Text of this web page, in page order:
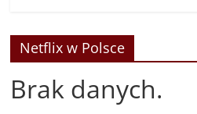
Netflix w Polsce
Brak danych.